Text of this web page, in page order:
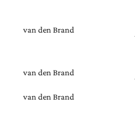
van den Brand
van den Brand
van den Brand